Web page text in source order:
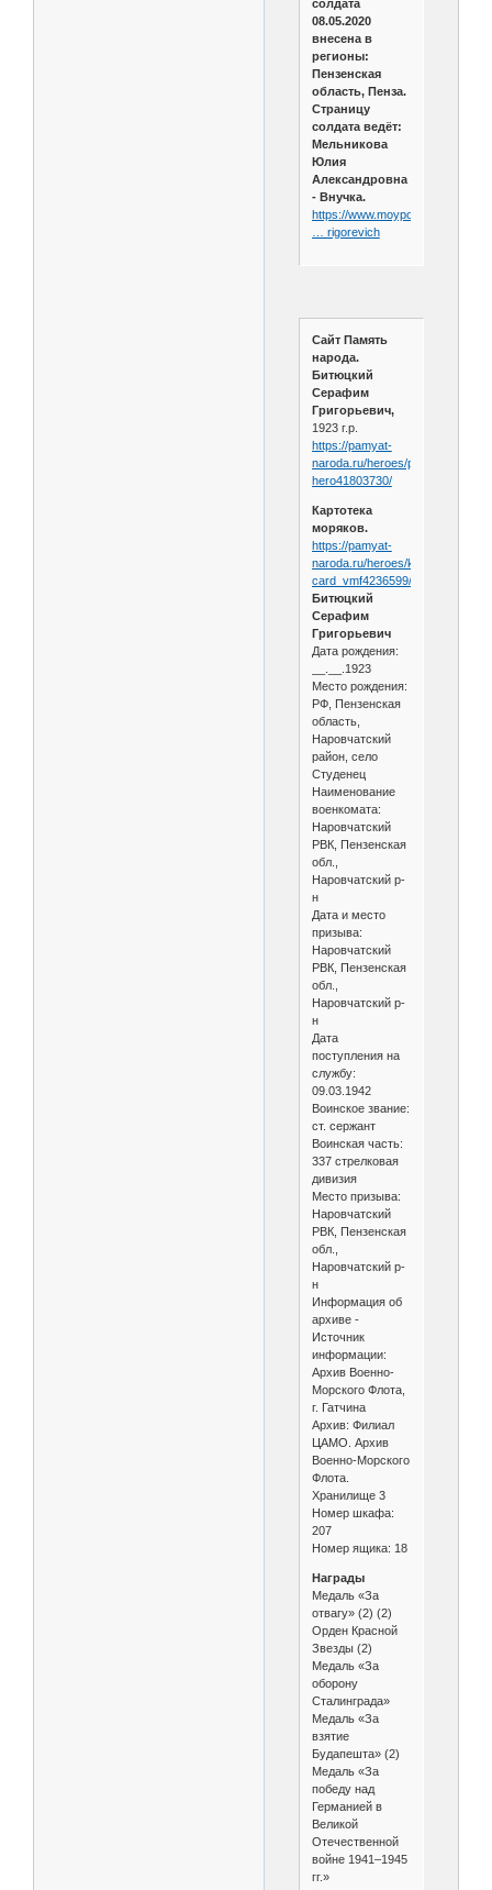
солдата
08.05.2020
внесена в
регионы:
Пензенская
область, Пенза.
Страницу
солдата ведёт:
Мельникова
Юлия
Александровна
- Внучка.
https://www.moypolk.ru/soldier/
… rigorevich
Сайт Память
народа.
Битюцкий
Серафим
Григорьевич,
1923 г.р.
https://pamyat-
naroda.ru/heroes/person-
hero41803730/
Картотека
моряков.
https://pamyat-
naroda.ru/heroes/kld-
card_vmf4236599/
Битюцкий
Серафим
Григорьевич
Дата рождения:
__.__.1923
Место рождения:
РФ, Пензенская
область,
Наровчатский
район, село
Студенец
Наименование
военкомата:
Наровчатский
РВК, Пензенская
обл.,
Наровчатский р-
н
Дата и место
призыва:
Наровчатский
РВК, Пензенская
обл.,
Наровчатский р-
н
Дата
поступления на
службу:
09.03.1942
Воинское звание:
ст. сержант
Воинская часть:
337 стрелковая
дивизия
Место призыва:
Наровчатский
РВК, Пензенская
обл.,
Наровчатский р-
н
Информация об
архиве -
Источник
информации:
Архив Военно-
Морского Флота,
г. Гатчина
Архив: Филиал
ЦАМО. Архив
Военно-Морского
Флота.
Хранилище 3
Номер шкафа:
207
Номер ящика: 18
Награды
Медаль «За
отвагу» (2) (2)
Орден Красной
Звезды (2)
Медаль «За
оборону
Сталинграда»
Медаль «За
взятие
Будапешта» (2)
Медаль «За
победу над
Германией в
Великой
Отечественной
войне 1941–1945
гг.»